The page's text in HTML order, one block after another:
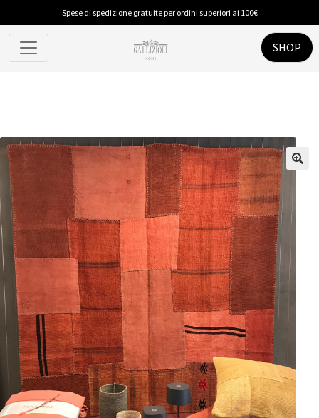
Spese di spedizione gratuite per ordini superiori ai 100€
SHOP